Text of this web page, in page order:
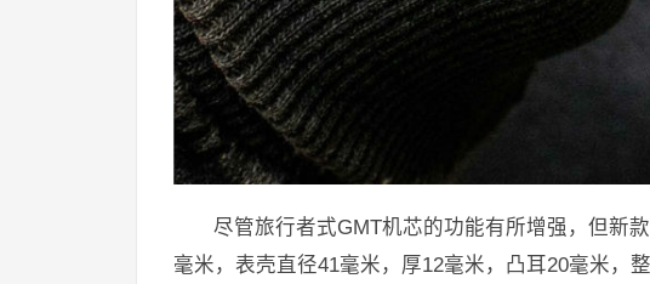
尽管旅行者式GMT机芯的功能有所增强，但新
毫米，表壳直径41毫米，厚12毫米，凸耳20毫米，